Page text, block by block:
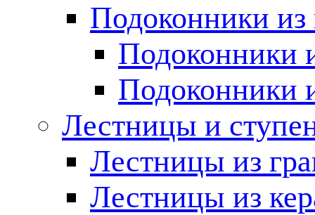
Подоконники из
Подоконники
Подоконники
Лестницы и
Лестницы из
Лестницы из